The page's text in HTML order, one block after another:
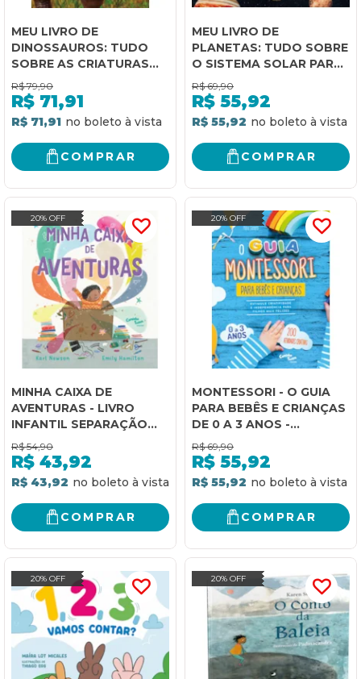
MEU LIVRO DE
DINOSSAUROS: TUDO
SOBRE AS CRIATURAS
MAIS FASCINANTES QUE
JÁ PISARAM NO PLANETA
R$ 79,90
R$ 71,91
R$ 71,91
COMPRAR
MEU LIVRO DE
PLANETAS: TUDO SOBRE
O SISTEMA SOLAR PARA
CRIANÇAS
R$ 69,90
R$ 55,92
R$ 55,92
COMPRAR
20% OFF
MINHA CAIXA DE
AVENTURAS - LIVRO
INFANTIL SEPARAÇÃO
DOS PAIS
R$ 54,90
R$ 43,92
R$ 43,92
COMPRAR
20% OFF
MONTESSORI - O GUIA
PARA BEBÊS E CRIANÇAS
DE 0 A 3 ANOS -
ESTIMULE CRIATIVIDADE
E INDEPENDÊNCIA PARA
FILHOS MAIS FELIZES
R$ 69,90
R$ 55,92
R$ 55,92
COMPRAR
20% OFF 20% OFF